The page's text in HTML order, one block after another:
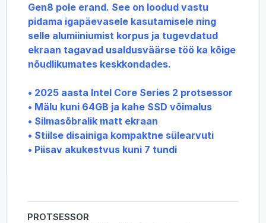
Gen8 pole erand. See on loodud vastu
pidama igapäevasele kasutamisele ning
selle alumiiniumist korpus ja tugevdatud
ekraan tagavad usaldusväärse töö ka kõige
nõudlikumates keskkondades.
• 2025 aasta Intel Core Series 2 protsessor
• Mälu kuni 64GB ja kahe SSD võimalus
• Silmasõbralik matt ekraan
• Stiilse disainiga kompaktne sülearvuti
• Piisav akukestvus kuni 7 tundi
PROTSESSOR